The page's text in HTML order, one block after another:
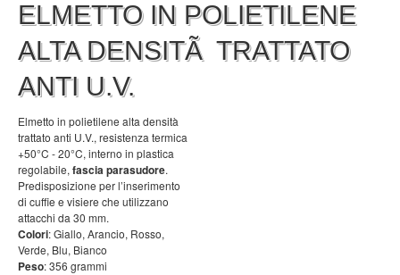
ELMETTO IN POLIETILENE
ALTA DENSITÃ TRATTATO
ANTI U.V.
Elmetto in polietilene alta densità
trattato anti U.V., resistenza termica
+50°C - 20°C, interno in plastica
regolabile, fascia parasudore.
Predisposizione per l’inserimento
di cuffie e visiere che utilizzano
attacchi da 30 mm.
Colori: Giallo, Arancio, Rosso,
Verde, Blu, Bianco
Peso: 356 grammi